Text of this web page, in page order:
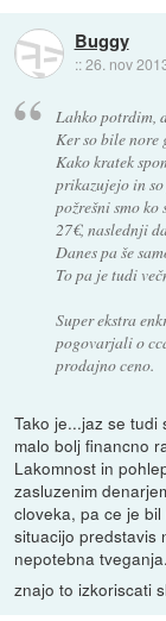
Buggy
::26. nov
Lahko potrdim,
Ker so bile nore
Kako kratek
prikazujejo in
požrešni smo
27€, naslednji
Danes pa še
To pa je tudi
Super ekstra
pogovarjali o
prodajno ceno.
Tako je...jaz se tudi
malo bolj financno
Lakomnost in
zasluzenim
cloveka, pa ce je
situacijo predstavis
nepotebna
znajo to izkoriscati